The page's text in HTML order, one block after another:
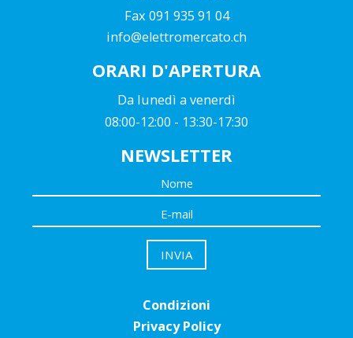
Fax 091 935 91 04
info@elettromercato.ch
ORARI D'APERTURA
Da lunedì a venerdì
08:00-12:00 - 13:30-17:30
NEWSLETTER
Condizioni
Privacy Policy